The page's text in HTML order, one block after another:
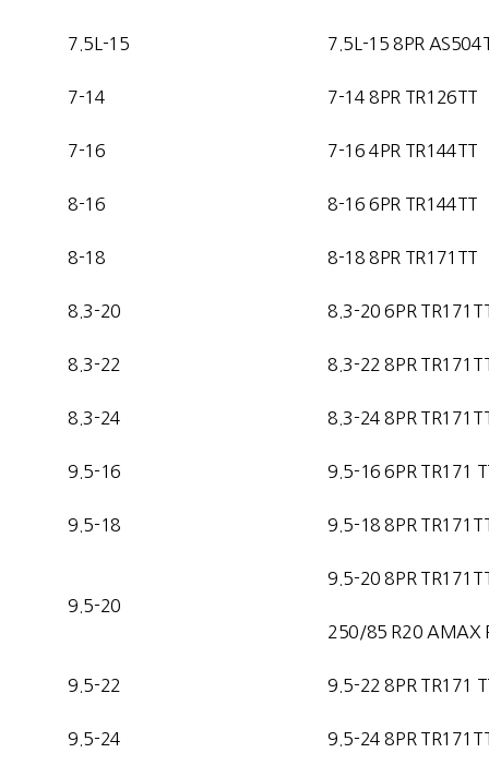
7.5L-15 7.5L-15 8PR
7-14 7-14 8PR TR126TT
7-16 7-16 4 PR TR144TT
8-16 8-16 6 PR TR144TT
8-18 8-18 8PR TR171TT
8.3-20 8.3-20 6PR
8.3-22 8.3-22 8PR
8.3-24 8.3-24 8PR
9.5-16 9.5-16 6PR TR171
9.5-18 9.5-18 8PR
9.5-20
9.5-20 8PR
250/85 R20 AMAX
9.5-22 9.5-22 8PR TR171
9.5-24 9.5-24 8PR